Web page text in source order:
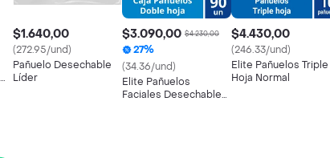
$1.640,00
(272.95/und)
Pañuelo Desechable
Líder
$3.090,00 $4.230,00
27%
(34.36/und)
Elite Pañuelos
Faciales Desechables
$4.430,00
(246.33/und)
Elite Pañuelos Triple
Hoja Normal